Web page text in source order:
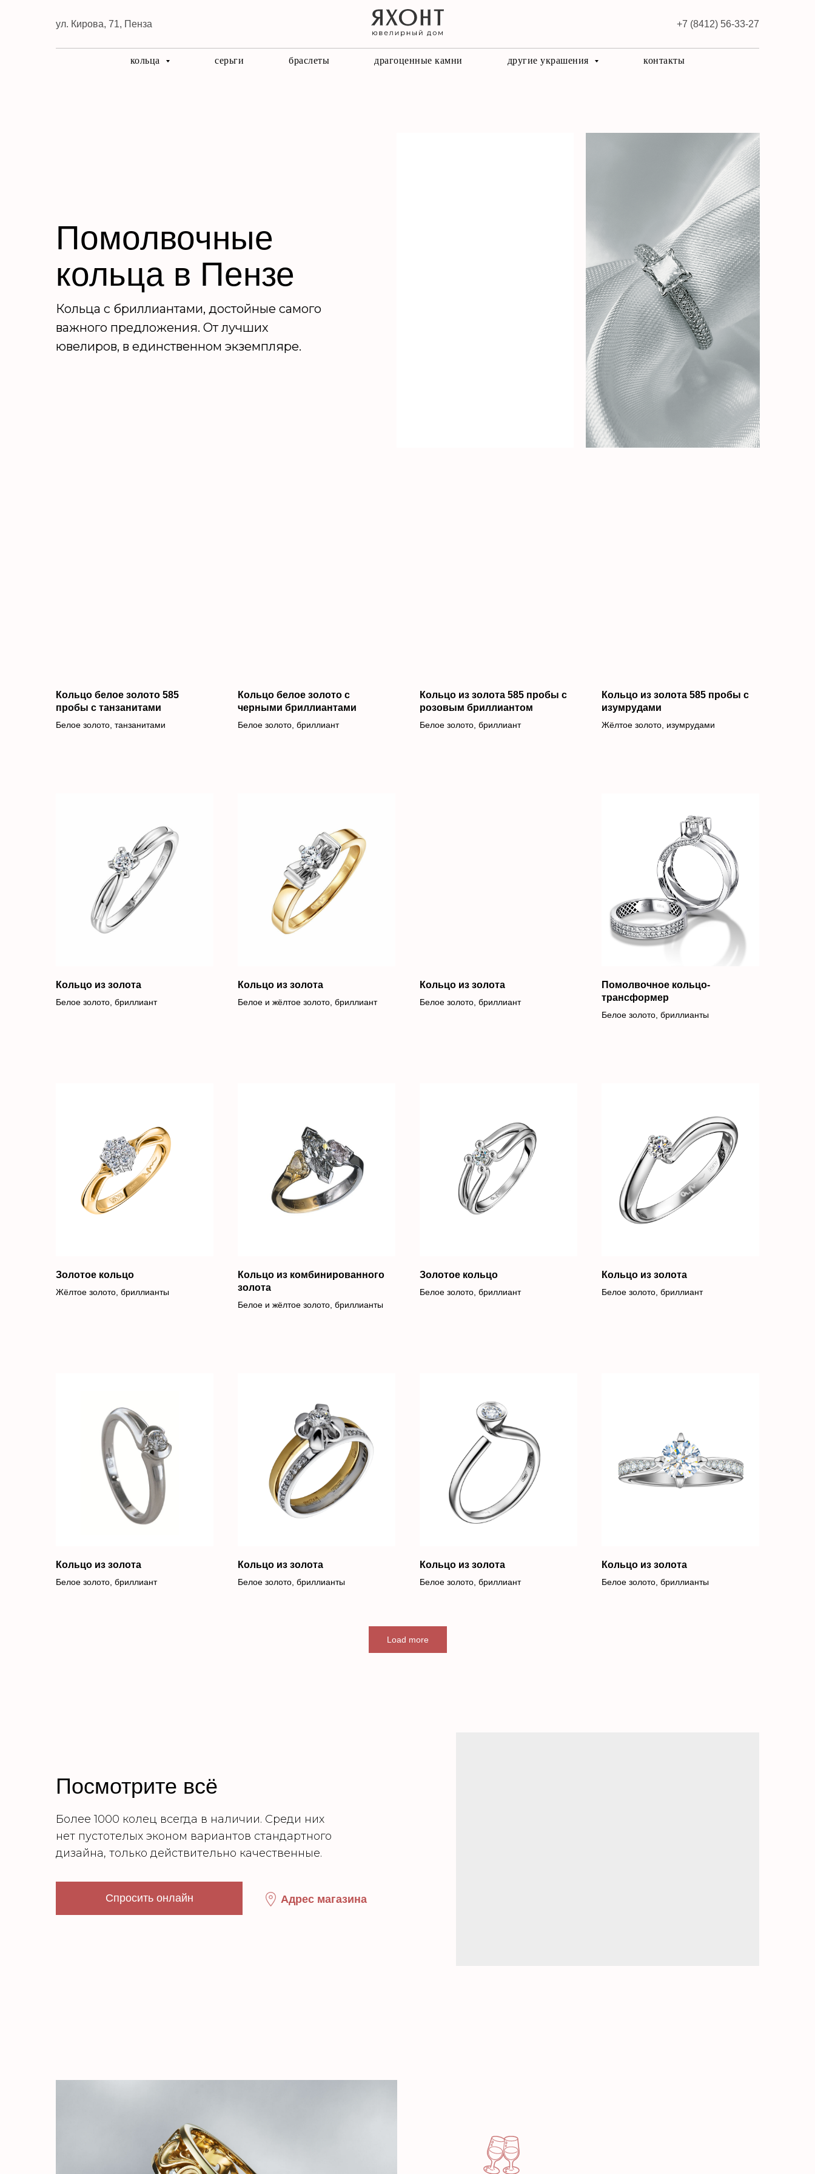
ул. Кирова, 71, Пенза +7 (8412) 56-33-27
кольца серьги браслеты драгоценные камни другие украшения контакты
Помолвочные
кольца в Пензе
Кольца с бриллиантами, достойные самого
важного предложения. От лучших
ювелиров, в единственном экземпляре.
Кольцо белое золото 585
пробы с танзанитами
Белое золото, танзанитами
Кольцо белое золото c
черными бриллиантами
Белое золото, бриллиант
Кольцо из золота 585 пробы c
розовым бриллиантом
Белое золото, бриллиант
Кольцо из золота 585 пробы c
изумрудами
Жёлтое золото, изумрудами
Кольцо из золота
Белое золото, бриллиант
Кольцо из золота
Белое и жёлтое золото, бриллиант
Кольцо из золота
Белое золото, бриллиант
Помолвочное кольцо-
трансформер
Белое золото, бриллианты
Золотое кольцо
Жёлтое золото, бриллианты
Кольцо из комбинированного
золота
Белое и жёлтое золото, бриллианты
Золотое кольцо
Белое золото, бриллиант
Кольцо из золота
Белое золото, бриллиант
Кольцо из золота
Белое золото, бриллиант
Кольцо из золота
Белое золото, бриллианты
Кольцо из золота
Белое золото, бриллиант
Кольцо из золота
Белое золото, бриллианты
Load more
Адрес магазина
Посмотрите всё
Более 1000 колец всегда в наличии. Среди них
нет пустотелых эконом вариантов стандартного
дизайна, только действительно качественные.
Спросить онлайн